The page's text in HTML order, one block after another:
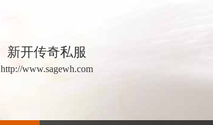
新开传奇私服
http://www.sagewh.com